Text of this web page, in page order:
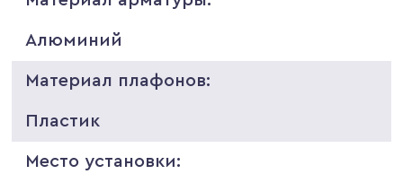
Алюминий
Материал плафонов:
Пластик
Место установки: